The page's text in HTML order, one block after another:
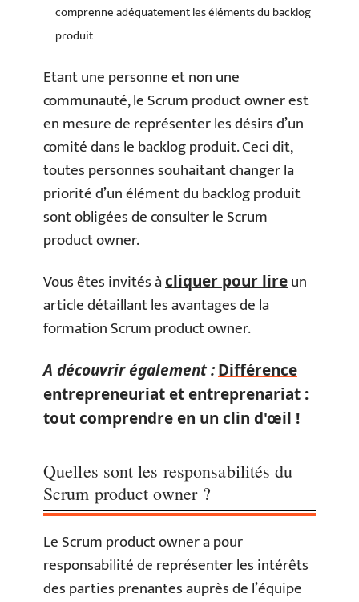
comprenne adéquatement les éléments du backlog
produit
Etant une personne et non une
communauté, le Scrum product owner est
en mesure de représenter les désirs d’un
comité dans le backlog produit. Ceci dit,
toutes personnes souhaitant changer la
priorité d’un élément du backlog produit
sont obligées de consulter le Scrum
product owner.
Vous êtes invités àcliquer pour lireun
article détaillant les avantages de la
formation Scrum product owner.
A découvrir également :Différence
entrepreneuriat et entreprenariat :
tout comprendre en un clin d'œil !
Quelles sont les responsabilités du
Scrum product owner ?
Le Scrum product owner a pour
responsabilité de représenter les intérêts
des parties prenantes auprès de l’équipe